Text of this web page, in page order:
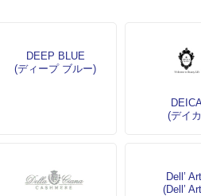
DEEP BLUE
(ディープ ブルー)
(デイ
Dell’
(Dell’